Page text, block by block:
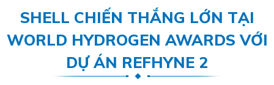
SHELL CHIẾN THẮNG LỚN TẠI
WORLD HYDROGEN AWARDS VỚI
DỰ ÁN REFHYNE 2